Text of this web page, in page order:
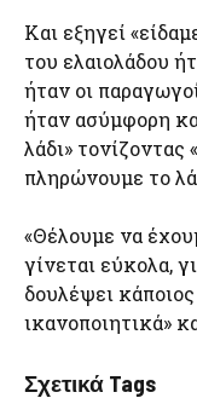
Και εξηγεί
του ελαιολάδου
ήταν οι
ήταν ασύμφορη
λάδι»
πληρώνουμε το
«Θέλουμε να
γίνεται εύκολα,
δουλέψει
ικανοποιητικά»
Σχετικά Tags